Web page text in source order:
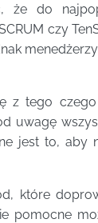
że do
czy
z tego
uwagę
jest to, aby
które
pomocne